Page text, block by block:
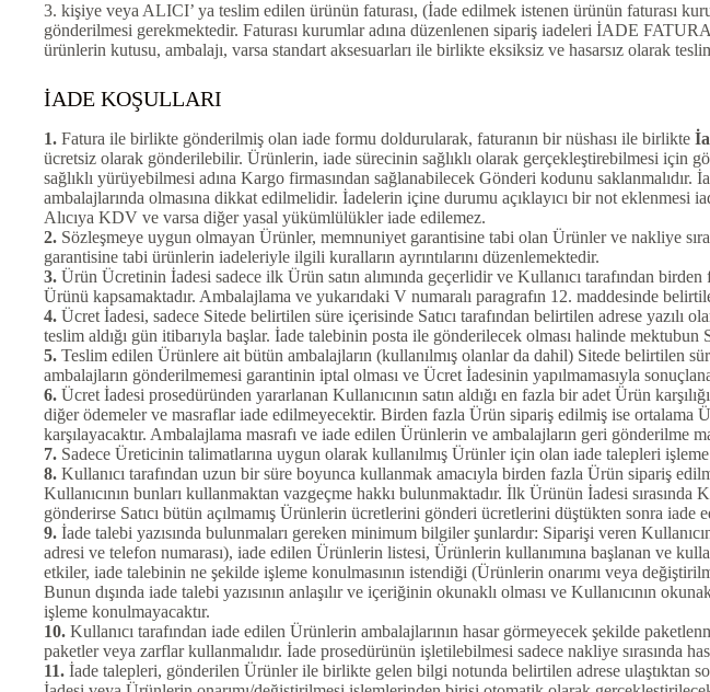
3. kişiye veya ALICI’ ya teslim edilen ürünün faturası, (İade edilmek istenen ürünün faturası
gönderilmesi gerekmektedir. Faturası kurumlar adına düzenlenen sipariş iadeleri İADE
ürünlerin kutusu, ambalajı, varsa standart aksesuarları ile birlikte eksiksiz ve hasarsız olarak
İADE KOŞULLARI
1. Fatura ile birlikte gönderilmiş olan iade formu doldurularak, faturanın bir nüshası ile birlikte
ücretsiz olarak gönderilebilir. Ürünlerin, iade sürecinin sağlıklı olarak gerçekleştirebilmesi
sağlıklı yürüyebilmesi adına Kargo firmasından sağlanabilecek Gönderi kodunu
ambalajlarında olmasına dikkat edilmelidir. İadelerin içine durumu açıklayıcı bir not eklenmesi
Alıcıya KDV ve varsa diğer yasal yükümlülükler iade edilemez.
2. Sözleşmeye uygun olmayan Ürünler, memnuniyet garantisine tabi olan Ürünler ve nakliye
garantisine tabi ürünlerin iadeleriyle ilgili kuralların ayrıntılarını düzenlemektedir.
3. Ürün Ücretinin İadesi sadece ilk Ürün satın alımında geçerlidir ve Kullanıcı tarafından
Ürünü kapsamaktadır. Ambalajlama ve yukarıdaki V numaralı paragrafın 12. maddesinde
4. Ücret İadesi, sadece Sitede belirtilen süre içerisinde Satıcı tarafından belirtilen adrese
teslim aldığı gün itibarıyla başlar. İade talebinin posta ile gönderilecek olması halinde
5. Teslim edilen Ürünlere ait bütün ambalajların (kullanılmış olanlar da dahil) Sitede belirtilen
ambalajların gönderilmemesi garantinin iptal olması ve Ücret İadesinin yapılmamasıyla
6. Ücret İadesi prosedüründen yararlanan Kullanıcının satın aldığı en fazla bir adet Ürün
diğer ödemeler ve masraflar iade edilmeyecektir. Birden fazla Ürün sipariş edilmiş ise ortalama
karşılayacaktır. Ambalajlama masrafı ve iade edilen Ürünlerin ve ambalajların geri gönderilme
7. Sadece Üreticinin talimatlarına uygun olarak kullanılmış Ürünler için olan iade talepleri
8. Kullanıcı tarafından uzun bir süre boyunca kullanmak amacıyla birden fazla Ürün sipariş
Kullanıcının bunları kullanmaktan vazgeçme hakkı bulunmaktadır. İlk Ürünün İadesi sırasında
gönderirse Satıcı bütün açılmamış Ürünlerin ücretlerini gönderi ücretlerini düştükten sonra iade
9. İade talebi yazısında bulunmaları gereken minimum bilgiler şunlardır: Siparişi veren
adresi ve telefon numarası), iade edilen Ürünlerin listesi, Ürünlerin kullanımına başlanan ve
etkiler, iade talebinin ne şekilde işleme konulmasının istendiği (Ürünlerin onarımı veya
Bunun dışında iade talebi yazısının anlaşılır ve içeriğinin okunaklı olması ve Kullanıcının
işleme konulmayacaktır.
10. Kullanıcı tarafından iade edilen Ürünlerin ambalajlarının hasar görmeyecek şekilde
paketler veya zarflar kullanmalıdır. İade prosedürünün işletilebilmesi sadece nakliye sırasında
11. İade talepleri, gönderilen Ürünler ile birlikte gelen bilgi notunda belirtilen adrese ulaştıktan